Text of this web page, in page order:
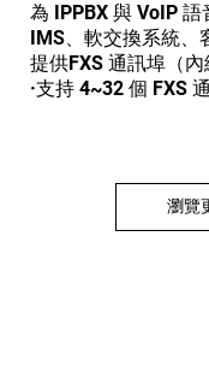
為 IPPBX 與 VoIP 語
IMS、軟交換系統、
提供FXS 通訊埠（內
·支持 4~32 個 FXS
瀏覽